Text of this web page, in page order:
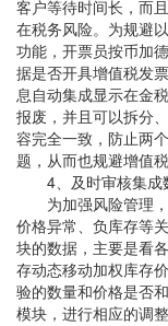
客户等待时间长，而
在税务风险。为规避
功能，开票员按币加
据是否开具增值税发
息自动集成显示在金
报废，并且可以拆分
容完全一致，防止两
题，从而也规避增值
4、及时审核集成
为加强风险管理，
价格异常、负库存等
块的数据，主要是看
存动态移动加权库存
验的数量和价格是否
模块，进行相应的调整